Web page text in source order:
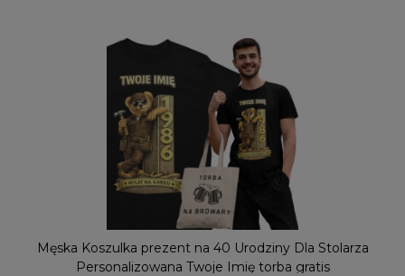
Męska Koszulka prezent na 40 Urodziny Dla Stolarza
Personalizowana Twoje Imię torba gratis